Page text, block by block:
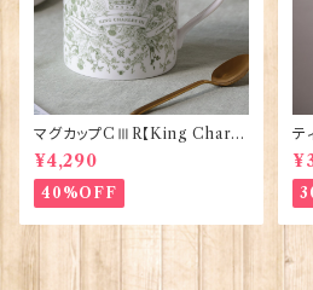
マグカップCⅢR【King Charle
sⅢ Coronation】Victoria E
ggs 50127
¥4,290
40%OFF
テ